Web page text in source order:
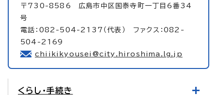
〒730-8586 広島市中区国泰寺町一丁目6番34
号
電話：082-504-2137（代表） ファクス：082-
504-2169
chiikikyousei@city.hiroshima.lg.jp
くらし・手続き